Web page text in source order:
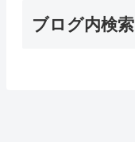
ブログ内検索